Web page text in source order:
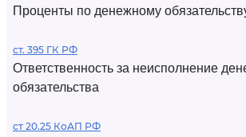
Проценты по денежному
ст. 395 ГК РФ
Ответственность за неисполнение
обязательства
ст 20.25 КоАП РФ